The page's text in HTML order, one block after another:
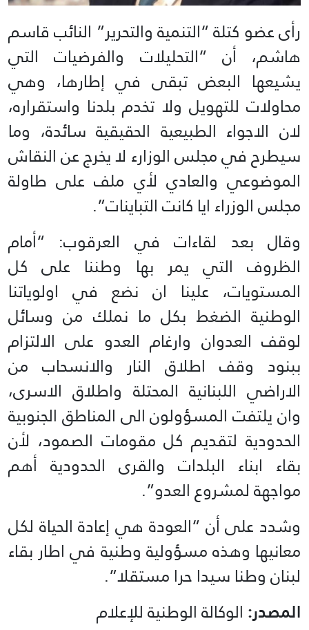
رأى عضو كتلة “التنمية والتحرير” النائب قاسم
هاشم، أن “التحليلات والفرضيات التي
يشيعها البعض تبقى في إطارها، وهي
محاولات للتهويل ولا تخدم بلدنا واستقراره،
لان الاجواء الطبيعية الحقيقية سائدة، وما
سيطرح في مجلس الوزارء لا يخرج عن النقاش
الموضوعي والعادي لأي ملف على طاولة
مجلس الوزراء ايا كانت التباينات”.
وقال بعد لقاءات في العرقوب: “أمام
الظروف التي يمر بها وطننا على كل
المستويات، علينا ان نضع في اولوياتنا
الوطنية الضغط بكل ما نملك من وسائل
لوقف العدوان وارغام العدو على الالتزام
ببنود وقف اطلاق النار والانسحاب من
الاراضي اللبنانية المحتلة واطلاق الاسرى،
وان يلتفت المسؤولون الى المناطق الجنوبية
الحدودية لتقديم كل مقومات الصمود، لأن
بقاء ابناء البلدات والقرى الحدودية أهم
مواجهة لمشروع العدو”.
وشدد على أن “العودة هي إعادة الحياة لكل
معانيها وهذه مسؤولية وطنية في اطار بقاء
لبنان وطنا سيدا حرا مستقلا”.
المصدر: الوكالة الوطنية للإعلام